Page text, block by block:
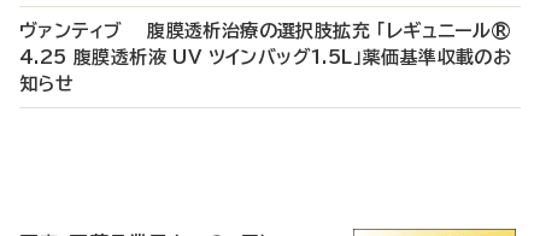
ヴァンティブ 腹膜透析治療の選択肢拡充 「レギュニール®
4.25 腹膜透析液 UV ツインバッグ1.5L」薬価基準収載のお
知らせ